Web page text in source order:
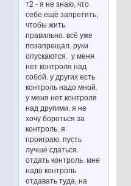
т2 - я не знаю, что
себе ещё запретить,
чтобы жить
правильно. всё уже
позапрещал. руки
опускаются. у меня
нет контроля над
собой. у других есть
контроль надо мной.
у меня нет контроля
над другими. я не
хочу бороться за
контроль. я
проиграю. пусть
лучше сдаться.
отдать контроль. мне
надо контроль
отдавать туда, на